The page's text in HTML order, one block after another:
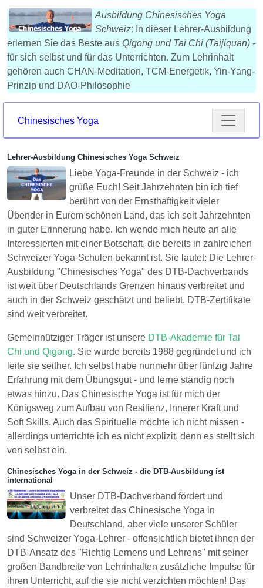
Ausbildung Chinesisches Yoga
Schweiz: In dieser Lehrer-Ausbildung
erlernen Sie das Beste aus Qigong und Tai Chi (Taijiquan) -
für sich selbst und für das Unterrichten. Zum Lehrinhalt
gehören auch CHAN-Meditation, TCM-Energetik, Yin-Yang-
Prinzip und DAO-Philosophie
Chinesisches Yoga
Lehrer-Ausbildung Chinesisches Yoga Schweiz
Liebe Yoga-Freunde in der Schweiz - ich
grüße Euch! Seit Jahrzehnten bin ich tief
berührt von der Ernsthaftigkeit vieler
Übender in Eurem schönen Land, das ich seit Jahrzehnten
in guter Erinnerung habe. Ich wende mich heute an alle
Interessierten mit einer Botschaft, die bereits in zahlreichen
Schweizer Yoga-Schulen bekannt ist. Sie lautet: Die Lehrer-
Ausbildung "Chinesisches Yoga" des DTB-Dachverbands
ist weit über Deutschlands Grenzen hinaus verbreitet und
auch in der Schweiz geschätzt und beliebt. DTB-Zertifikate
sind weit verbreitet.
Gemeinnütziger Träger ist unsere DTB-Akademie für Tai
Chi und Qigong. Sie wurde bereits 1988 gegründet und ich
leite sie seither. Ich selbst habe nunmehr über fünfzig Jahre
Erfahrung mit dem Übungsgut - und lerne ständig noch
etwas hinzu. Das Chinesische Yoga ist für mich der
Königsweg zum Aufbau von Resilienz, Innerer Kraft und
Soft Skills. Auch das Spirituelle möchte ich nicht missen -
allerdings unterrichte ich es nicht explizit, denn es stellt sich
von selbst ein.
Chinesisches Yoga in der Schweiz - die DTB-Ausbildung ist
international
Unser DTB-Dachverband fördert und
verbreitet das Chinesische Yoga in
Deutschland, aber viele unserer Schüler
sind Schweizer Yoga-Lehrer - offensichtlich bietet ihnen der
DTB-Ansatz des "Richtig Lernens und Lehrens" mit seiner
großen Bandbreite von Lehrinhalten zusätzliche Impulse für
ihren Unterricht, auf die sie nicht verzichten möchten! Das